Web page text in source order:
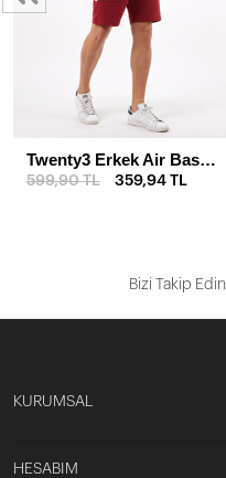
Twenty3 Erkek Air Baskılı Şort & Kapri
599,90 TL 359,94 TL
Bizi Takip Edin
KURUMSAL
HESABIM